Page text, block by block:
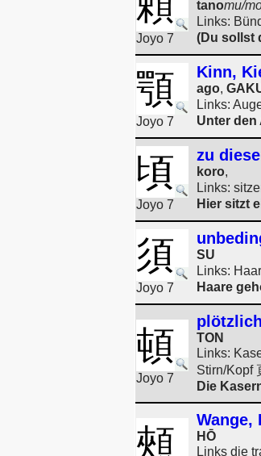
Joyo 7
tanomu/
Links:
(Du sollst
顎
Joyo 7
Kinn,
ago,
Links:
Unter den
頃
Joyo 7
zu
koro,
Links:
Hier sitzt
須
Joyo 7
SU
Links:
Haare
頓
Joyo 7
plötzlich
TON
Links:
Stirn/Kopf
Die
頰
Wange,
HŌ
Links die